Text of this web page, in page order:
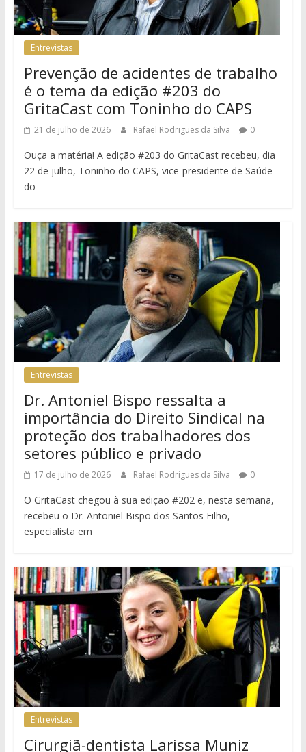
Entrevistas
Prevenção de acidentes de trabalho
é o tema da edição #203 do
GritaCast com Toninho do CAPS
21 de julho de 2026 Rafael Rodrigues da Silva 0
Ouça a matéria! A edição #203 do GritaCast recebeu, dia
22 de julho, Toninho do CAPS, vice-presidente de Saúde
do
Entrevistas
Dr. Antoniel Bispo ressalta a
importância do Direito Sindical na
proteção dos trabalhadores dos
setores público e privado
17 de julho de 2026 Rafael Rodrigues da Silva 0
O GritaCast chegou à sua edição #202 e, nesta semana,
recebeu o Dr. Antoniel Bispo dos Santos Filho,
especialista em
Entrevistas
Cirurgiã-dentista Larissa Muniz